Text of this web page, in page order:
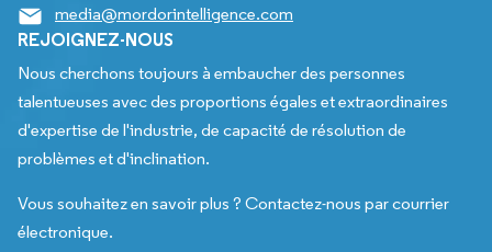
media@mordorintelligence.com
REJOIGNEZ-NOUS
Nous cherchons toujours à embaucher des personnes
talentueuses avec des proportions égales et extraordinaires
d'expertise de l'industrie, de capacité de résolution de
problèmes et d'inclination.
Vous souhaitez en savoir plus ? Contactez-nous par courrier
électronique.